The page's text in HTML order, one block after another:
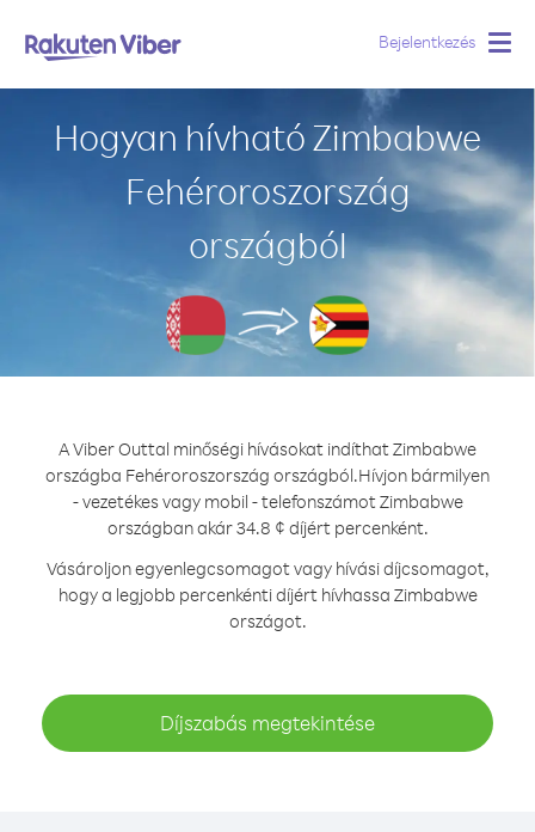
Bejelentkezés
Hogyan hívható Zimbabwe
Fehéroroszország
országból
A Viber Outtal minőségi hívásokat indíthat Zimbabwe
országba Fehéroroszország országból.Hívjon bármilyen
- vezetékes vagy mobil - telefonszámot Zimbabwe
országban akár 34.8 ¢ díjért percenként.
Vásároljon egyenlegcsomagot vagy hívási díjcsomagot,
hogy a legjobb percenkénti díjért hívhassa Zimbabwe
országot.
Díjszabás megtekintése